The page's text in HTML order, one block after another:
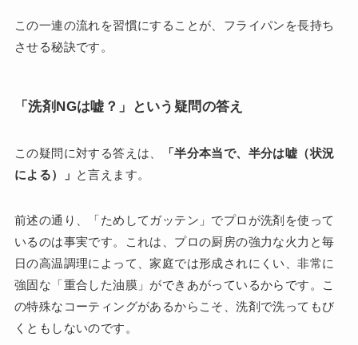
この一連の流れを習慣にすることが、フライパンを長持ち
させる秘訣です。
「洗剤NGは嘘？」という疑問の答え
この疑問に対する答えは、
「半分本当で、半分は嘘（状況
による）」 と言えます。
前述の通り、「ためしてガッテン」でプロが洗剤を使って
いるのは事実です。これは、プロの厨房の強力な火力と毎
日の高温調理によって、家庭では形成されにくい、非常に
強固な「重合した油膜」ができあがっているからです。こ
の特殊なコーティングがあるからこそ、洗剤で洗ってもび
くともしないのです。